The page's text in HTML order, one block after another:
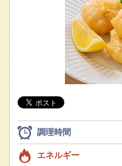
調理時間
エネルギー